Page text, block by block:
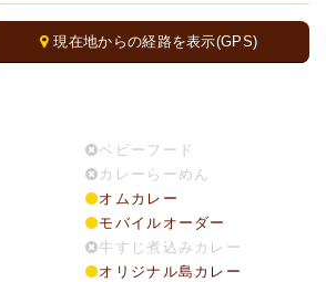
現在地からの経路を表示(GPS)
ベビーフード
カレーらーめん
オムカレー
モバイルオーダー
牛すじ煮込みカレー
オリジナル島カレー